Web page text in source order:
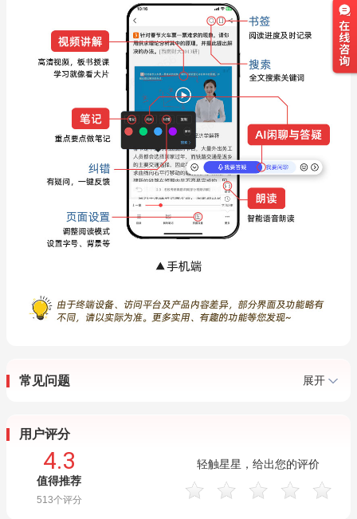
常见问题 展开
用户评分
4.3
值得推荐
513个评分
轻触星星，给出您的评价